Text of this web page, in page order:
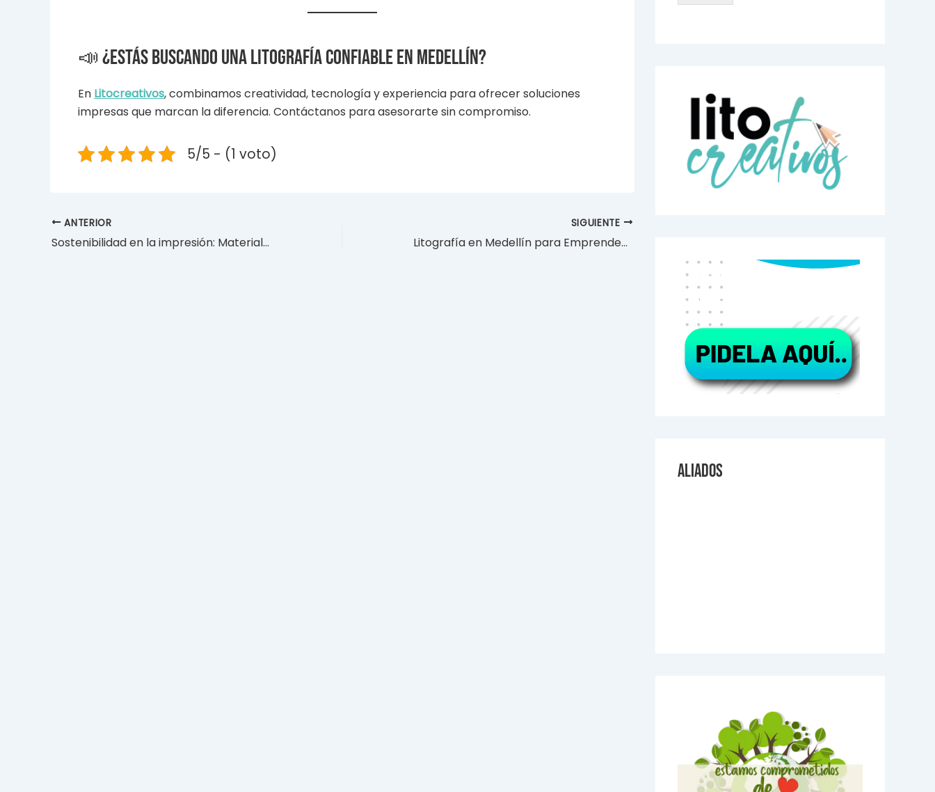
📣 ¿Estás buscando una litografía confiable en Medellín?
En Litocreativos, combinamos creatividad, tecnología y experiencia para ofrecer soluciones
impresas que marcan la diferencia. Contáctanos para asesorarte sin compromiso.
5/5 - (1 voto)
ANTERIOR
Sostenibilidad en la impresión: Materiales innovadores y eco-friendly
SIGUIENTE
Litografía en Medellín para Emprendedores: Cómo Impulsar tu Marca Localmente
Aliados